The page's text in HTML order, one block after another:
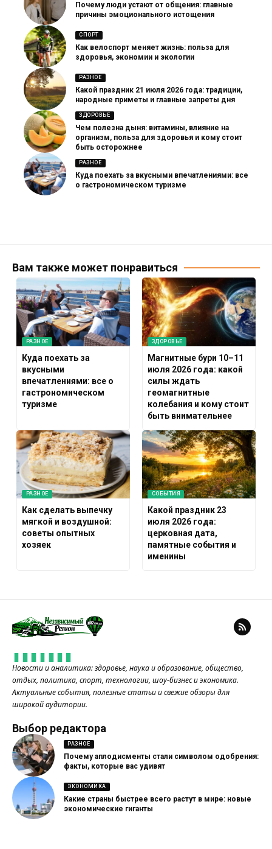
Почему люди устают от общения: главные
причины эмоционального истощения
СПОРТ
Как велоспорт меняет жизнь: польза для
здоровья, экономии и экологии
РАЗНОЕ
Какой праздник 21 июля 2026 года: традиции,
народные приметы и главные запреты дня
ЗДОРОВЬЕ
Чем полезна дыня: витамины, влияние на
организм, польза для здоровья и кому стоит
быть осторожнее
РАЗНОЕ
Куда поехать за вкусными впечатлениями: все
о гастрономическом туризме
Вам также может понравиться
РАЗНОЕ
Куда поехать за
вкусными
впечатлениями: все о
гастрономическом
туризме
ЗДОРОВЬЕ
Магнитные бури 10–11
июля 2026 года: какой
силы ждать
геомагнитные
колебания и кому стоит
быть внимательнее
РАЗНОЕ
Как сделать выпечку
мягкой и воздушной:
советы опытных
хозяек
СОБЫТИЯ
Какой праздник 23
июля 2026 года:
церковная дата,
памятные события и
именины
Новости и аналитика: здоровье, наука и образование, общество,
отдых, политика, спорт, технологии, шоу-бизнес и экономика.
Актуальные события, полезные статьи и свежие обзоры для
широкой аудитории.
Выбор редактора
РАЗНОЕ
Почему аплодисменты стали символом одобрения:
факты, которые вас удивят
ЭКОНОМИКА
Какие страны быстрее всего растут в мире: новые
экономические гиганты